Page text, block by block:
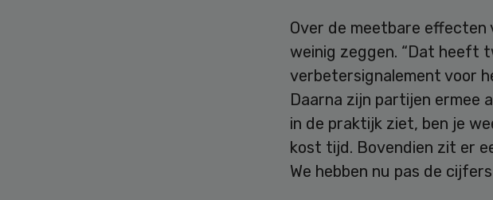
Over de meetbare effecten
weinig zeggen. “Dat heeft
verbetersignalement voor
Daarna zijn partijen ermee
in de praktijk ziet, ben je
kost tijd. Bovendien zit er
We hebben nu pas de